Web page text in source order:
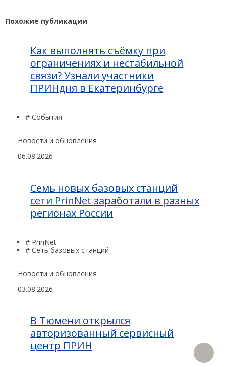
Похожие публикации
Как выполнять съёмку при
ограничениях и нестабильной
связи? Узнали участники
ПРИНдня в Екатеринбурге
# События
Новости и обновления
06.08.2026
Семь новых базовых станций
сети PrinNet заработали в разных
регионах России
# PrinNet
# Сеть базовых станций
Новости и обновления
03.08.2026
В Тюмени открылся
авторизованный сервисный
центр ПРИН